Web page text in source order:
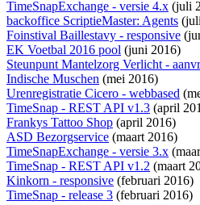
TimeSnapExchange - versie 4.x (juli
backoffice ScriptieMaster: Agents
Foinstival Baillestavy - responsive
EK Voetbal 2016 pool (juni 2016)
Steunpunt Mantelzorg Verlicht -
Indische Muschen (mei 2016)
Urenregistratie Cicero - webbased
TimeSnap - REST API v1.3 (april
Frankys Tattoo Shop (april 2016)
ASD Bezorgservice (maart 2016)
TimeSnapExchange - versie 3.x
TimeSnap - REST API v1.2 (maart
Kinkorn - responsive (februari 2016)
TimeSnap - release 3 (februari 2016)